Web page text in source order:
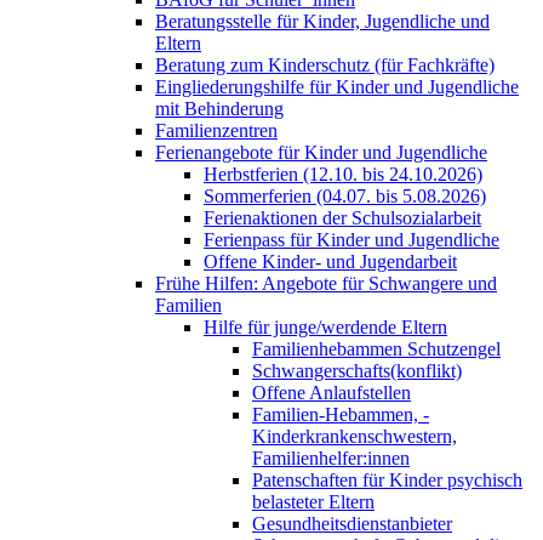
Beratungsstelle für Kinder, Jugendliche und
Eltern
Beratung zum Kinderschutz (für Fachkräfte)
Eingliederungshilfe für Kinder und Jugendliche
mit Behinderung
Familienzentren
Ferienangebote für Kinder und Jugendliche
Herbstferien (12.10. bis 24.10.2026)
Sommerferien (04.07. bis 5.08.2026)
Ferienaktionen der Schulsozialarbeit
Ferienpass für Kinder und Jugendliche
Offene Kinder- und Jugendarbeit
Frühe Hilfen: Angebote für Schwangere und
Familien
Hilfe für junge/werdende Eltern
Familienhebammen Schutzengel
Schwangerschafts(konflikt)
Offene Anlaufstellen
Familien-Hebammen, -
Kinderkrankenschwestern,
Familienhelfer:innen
Patenschaften für Kinder psychisch
belasteter Eltern
Gesundheitsdienstanbieter